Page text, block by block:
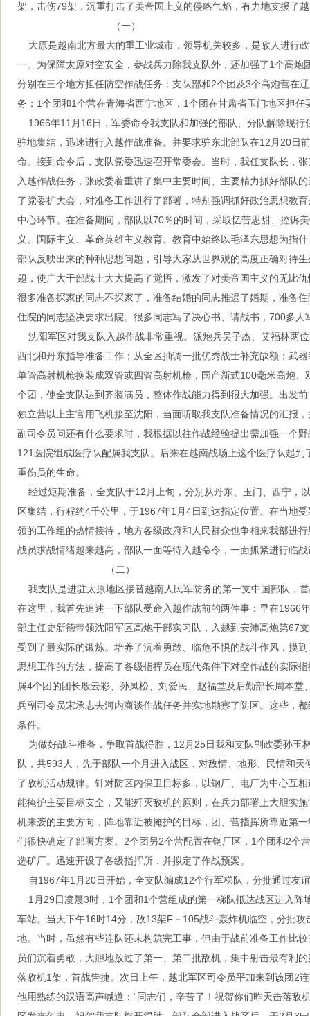
架，击伤79架，沉重打击了美帝国上义的侵略气焰，有力地支援了
（一）
大原是越南北方最大的重工业城市，领导机关较多，是敌人进行
一。为保障太原对空安全，参战兵力除我支队外，还加强了1个高炮
分别在三个地方担任防空作战任务：支队部和2个团及3个高炮营在
务；1个团和1个营在青海省西宁地区，1个团在甘肃省玉门地区担任
1966年11月16日，军委命令我支队和加强的部队、分队解除现行
驻地集结，迅速进行入越作战准备。并要求驻东北部队在12月20日
命。接到命令后，支队党委迅速召开常委会。当时，我任支队长，
入越作战任务，张政委着重讲了集中主要时间、主要精力抓好部队
了党委扩大会，对准备工作进行了部署，特别强调抓好政治思想教
中心环节。在准备期间，部队以70％的时间，采取忆苦思甜、控诉
义、国际主义、革命英雄主义教育。教育中始终以毛泽东思想为指
部队反映出来的种种思想问题，引导大家从世界观的高度正确对待
题，使广大干部战士大大提高了觉悟，激发了对美帝国主义的无比
很多准备探家的同志不探家了，准备结婚的同志推迟了婚期，准备
住院的同志坚决要求出院。很多同志写了决心书、请战书，700多人
沈阳军区对我支队入越作战非常重视。派炮兵吴子杰、艾福林两
西北和丹东指导准备工作；从全区抽调一批优秀战士补充缺额；武
单管高射机枪换装成双管或四管高射机枪，国产新式100毫米高炮
个团，使全支队达到齐装满员，整体作战能力得到很大加强。出发
独立营以上主官用飞机接至沈阳，当面听取我支队准备情况的汇报
副司令员问还有什么要求时，我根据以往作战经验提出需加强一个
121医院组成医疗队配属我支队。后来在越南战场上这个医疗队起到
重伤员的生命。
经过短期准备，全支队于12月上旬，分别从丹东、玉门、西宁，
区集结，行程约4千公里，于1967年1月4日到达指定位置。在当地
领的工作组的热情接待，地方各级政府和人民群众也争相来我部进
战员求战情绪越来越高，部队一面等待入越命令，一面抓紧进行临
（二）
我支队是进驻太原地区接替越南人民军防务的第一支中国部队，
在这里，我首先追述一下部队受命入越作战前的两件事：早在1966
部主任史新德带领沈阳军区高炮干部实习队，入越到安沛高炮第67
受到了最实际的锻炼。培养了沉着勇敢、临危不惧的战斗作风，摸
思想工作的方法，提高了各级指挥员在现代条件下对空作战的实际
属4个团的团长殷云彩、孙凤松、刘爱民、赵福堂及后勤部长周本堂
兵副司令员宋承志去河内商谈作战任务并实地勘察了防区。这些，
条件。
为做好战斗准备，争取首战得胜，12月25日我和支队副政委孙玉
队，共593人，先于部队一个月进入战区，对敌情、地形、民情和天
了敌机活动规律。针对防区内保卫目标多，以钢厂、电厂为中心互
能掩护主要目标安全，又能歼灭敌机的原则，在兵力部署上大胆实施
机来袭的主要方向，阵地靠近被掩护的目标，团、营指挥所靠近第
们很快确定了部署方案。2个团另2个营配置在钢厂区，1个团和2个
选矿厂。迅速开设了各级指挥所．并拟定了作战预案。
自1967年1月20日开始，全支队编成12个行军梯队，分批通过友
1月29日凌晨3时，1个团和1个营组成的第一梯队抵达战区进入阵
车站。当天下午16时14分，敌13架F－105战斗轰炸机临空，分批攻
地。当时，虽然有些连队还未构筑完工事，但由于战前准备工作比
员们沉着勇敢，大胆地放过了第一、第二批敌机，集中射击最有利
落敌机1架，首战告捷。次日上午，越北军区司令员平加来到该团2
他用熟练的汉语高声喊道：“同志们，辛苦了！祝贺你们昨天击落敌